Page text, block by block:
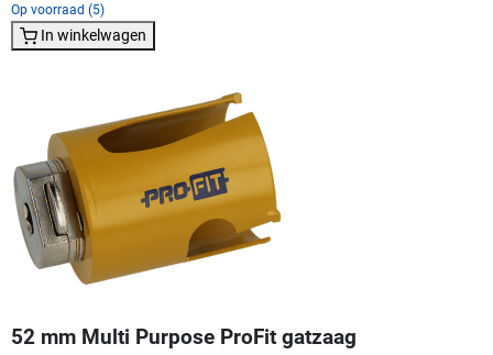
Op voorraad (5)
In winkelwagen
52 mm Multi Purpose ProFit gatzaag